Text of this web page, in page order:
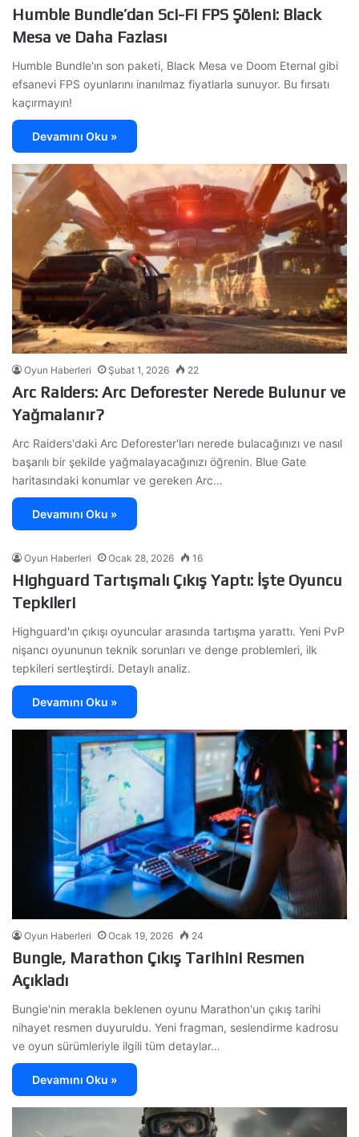
Humble Bundle’dan Sci-Fi FPS Şöleni: Black
Mesa ve Daha Fazlası
Humble Bundle'ın son paketi, Black Mesa ve Doom Eternal gibi
efsanevi FPS oyunlarını inanılmaz fiyatlarla sunuyor. Bu fırsatı
kaçırmayın!
Devamını Oku »
Oyun Haberleri Şubat 1, 2026 22
Arc Raiders: Arc Deforester Nerede Bulunur ve
Yağmalanır?
Arc Raiders'daki Arc Deforester'ları nerede bulacağınızı ve nasıl
başarılı bir şekilde yağmalayacağınızı öğrenin. Blue Gate
haritasındaki konumlar ve gereken Arc…
Devamını Oku »
Oyun Haberleri Ocak 28, 2026 16
Highguard Tartışmalı Çıkış Yaptı: İşte Oyuncu
Tepkileri
Highguard'ın çıkışı oyuncular arasında tartışma yarattı. Yeni PvP
nişancı oyununun teknik sorunları ve denge problemleri, ilk
tepkileri sertleştirdi. Detaylı analiz.
Devamını Oku »
Oyun Haberleri Ocak 19, 2026 24
Bungie, Marathon Çıkış Tarihini Resmen
Açıkladı
Bungie'nin merakla beklenen oyunu Marathon'un çıkış tarihi
nihayet resmen duyuruldu. Yeni fragman, seslendirme kadrosu
ve oyun sürümleriyle ilgili tüm detaylar…
Devamını Oku »